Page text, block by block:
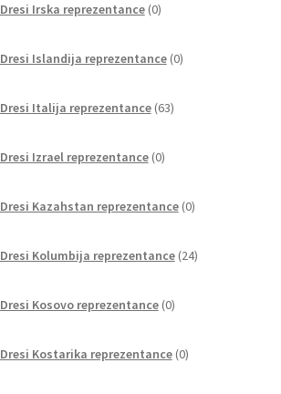
Dresi Irska reprezentance 0izdelkov
Dresi Islandija reprezentance 0izdelkov
Dresi Italija reprezentance 63izdelkov
Dresi Izrael reprezentance 0izdelkov
Dresi Kazahstan reprezentance 0izdelkov
Dresi Kolumbija reprezentance 24izdelkov
Dresi Kosovo reprezentance 0izdelkov
Dresi Kostarika reprezentance 0izdelkov